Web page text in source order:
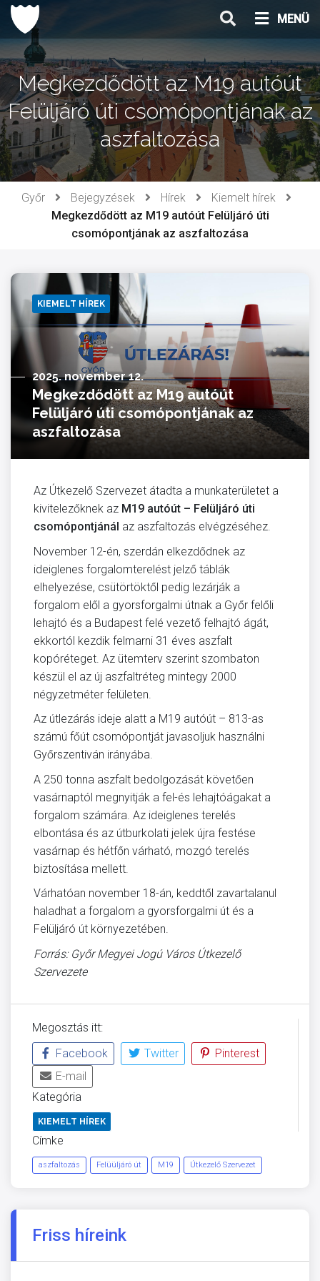
Ugrás
tartalomhoz
MENÜ
Megkezdődött az M19 autóút
Felüljáró úti csomópontjának az
aszfaltozása
Győr Bejegyzések Hírek
Kiemelt hírek
Megkezdődött az M19 autóút Felüljáró úti
csomópontjának az aszfaltozása
KIEMELT HÍREK
2025. november 12.
Megkezdődött az M19 autóút
Felüljáró úti csomópontjának az
aszfaltozása
Az Útkezelő Szervezet átadta a munkaterületet a
kivitelezőknek az M19 autóút – Felüljáró úti
csomópontjánál az aszfaltozás elvégzéséhez.
November 12-én, szerdán elkezdődnek az
ideiglenes forgalomterelést jelző táblák
elhelyezése, csütörtöktől pedig lezárják a
forgalom elől a gyorsforgalmi útnak a Győr felőli
lehajtó és a Budapest felé vezető felhajtó ágát,
ekkortól kezdik felmarni 31 éves aszfalt
kopóréteget. Az ütemterv szerint szombaton
készül el az új aszfaltréteg mintegy 2000
négyzetméter felületen.
Az útlezárás ideje alatt a M19 autóút – 813-as
számú főút csomópontját javasoljuk használni
Győrszentiván irányába.
A 250 tonna aszfalt bedolgozását követően
vasárnaptól megnyitják a fel-és lehajtóágakat a
forgalom számára. Az ideiglenes terelés
elbontása és az útburkolati jelek újra festése
vasárnap és hétfőn várható, mozgó terelés
biztosítása mellett.
Várhatóan november 18-án, keddtől zavartalanul
haladhat a forgalom a gyorsforgalmi út és a
Felüljáró út környezetében.
Forrás: Győr Megyei Jogú Város Útkezelő
Szervezete
Megosztás itt:
Facebook
Twitter
Pinterest
E-mail
Kategória
KIEMELT HÍREK
Címke
aszfaltozás Felüüljáró út M19 Útkezelő Szervezet
Friss híreink